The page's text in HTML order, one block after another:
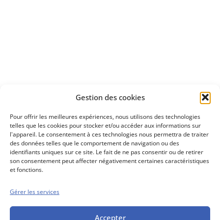
Gestion des cookies
Pour offrir les meilleures expériences, nous utilisons des technologies
telles que les cookies pour stocker et/ou accéder aux informations sur
l'appareil. Le consentement à ces technologies nous permettra de traiter
des données telles que le comportement de navigation ou des
identifiants uniques sur ce site. Le fait de ne pas consentir ou de retirer
son consentement peut affecter négativement certaines caractéristiques
et fonctions.
Gérer les services
Accepter
Découvrez
Conseils boursiers depuis 1952
Propos Utiles est
une publication